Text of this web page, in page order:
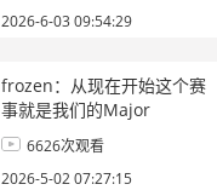
2026-6-03 09:54:29
frozen：从现在开始这个赛
事就是我们的Major
6626次观看
2026-5-02 07:27:15